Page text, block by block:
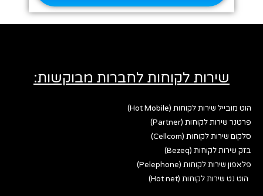
שירות לקוחות לחברות מבוקשות:
הוט מובייל שירות לקוחות (Hot Mobile)
פרטנר שירות לקוחות (Partner)
סלקום שירות לקוחות (Cellcom)
בזק שירות לקוחות (Bezeq)
פלאפון שירות לקוחות (Pelephone)
הוט נט שירות לקוחות (Hot net)